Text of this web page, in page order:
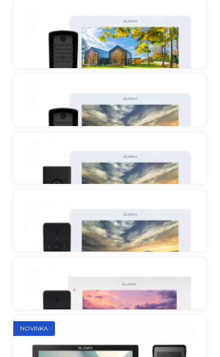
antivandalovým vonkajším panelom
Slinex SQ-04M + Slinex ML-16HR
videotelefónom a odolným antivandalovým
vonkajším panelom
Slinex SM-07MHD + Slinex ML-16HD
Funkčná súprava Full HD videotelefónu
Full HD súprava s ultraširokým uhlom záberu
Slinex SM-07MHD + Slinex ML-20HD
Súprava s AHD vonkajším panelom s ultraširokým
uhlom záberu a kompaktným videotelefónom
NOVINKA